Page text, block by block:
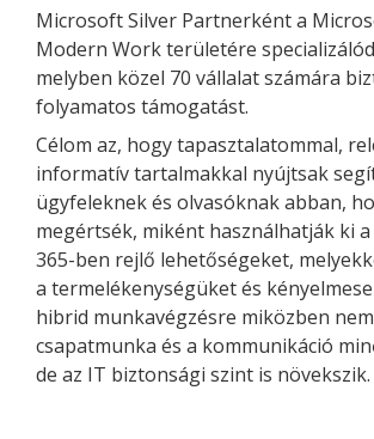
Microsoft Silver Partnerként a
Modern Work területére
melyben közel 70 vállalat számára
folyamatos támogatást.
Célom az, hogy tapasztalatommal,
informatív tartalmakkal nyújtsak
ügyfeleknek és olvasóknak abban,
megértsék, miként használhatják ki
365-ben rejlő lehetőségeket,
a termelékenységüket és
hibrid munkavégzésre miközben
csapatmunka és a kommunikáció
de az IT biztonsági szint is növekszik.